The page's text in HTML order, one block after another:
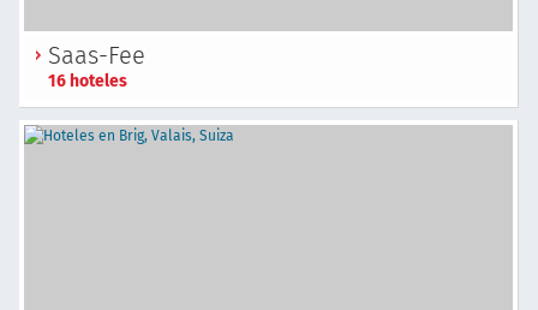
Saas-Fee
16 hoteles